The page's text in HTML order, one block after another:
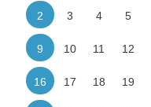
2 3 4 5
9 10 11 12
16 17 18 19